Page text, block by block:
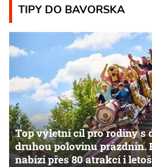
TIPY DO BAVORSKA
Top výletní cíl pro rodiny s
druhou polovinu prázdnin.
nabízí přes 80 atrakcí i